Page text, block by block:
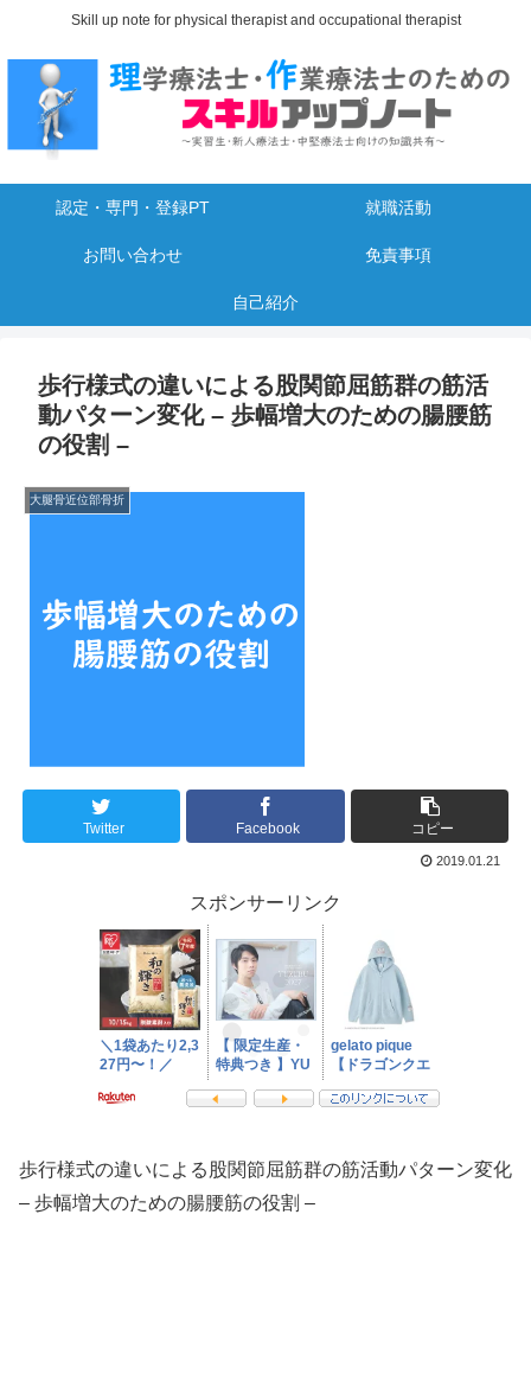
Skill up note for physical therapist and occupational therapist
認定・専門・登録PT 就職活動
お問い合わせ 免責事項
自己紹介
歩行様式の違いによる股関節屈筋群の筋活
動パターン変化 – 歩幅増大のための腸腰筋
の役割 –
大腿骨近位部骨折
Twitter Facebook コピー
2019.01.21
スポンサーリンク
歩行様式の違いによる股関節屈筋群の筋活動パターン変化
– 歩幅増大のための腸腰筋の役割 –